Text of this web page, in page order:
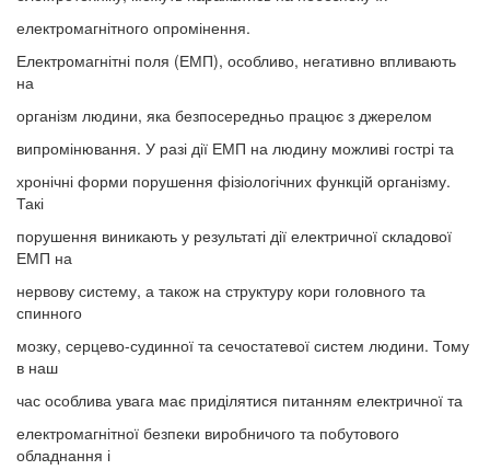
електромагнітного опромінення.
Електромагнітні поля (ЕМП), особливо, негативно впливають
на
організм людини, яка безпосередньо працює з джерелом
випромінювання. У разі дії ЕМП на людину можливі гострі та
хронічні форми порушення фізіологічних функцій організму.
Такі
порушення виникають у результаті дії електричної складової
ЕМП на
нервову систему, а також на структуру кори головного та
спинного
мозку, серцево-судинної та сечостатевої систем людини. Тому
в наш
час особлива увага має приділятися питанням електричної та
електромагнітної безпеки виробничого та побутового
обладнання і